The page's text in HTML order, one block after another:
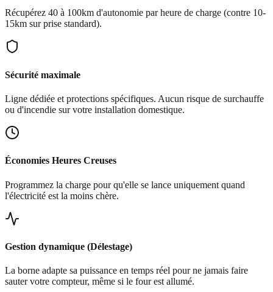
Récupérez 40 à 100km d'autonomie par heure de charge (contre 10-
15km sur prise standard).
Sécurité maximale
Ligne dédiée et protections spécifiques. Aucun risque de surchauffe
ou d'incendie sur votre installation domestique.
Économies Heures Creuses
Programmez la charge pour qu'elle se lance uniquement quand
l'électricité est la moins chère.
Gestion dynamique (Délestage)
La borne adapte sa puissance en temps réel pour ne jamais faire
sauter votre compteur, même si le four est allumé.